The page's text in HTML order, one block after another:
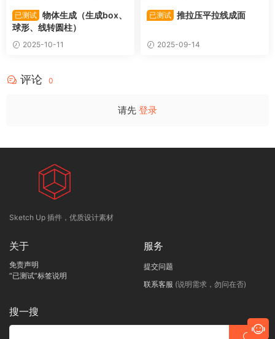
已测试 物体生成（生成box、
球形、线转圆柱）
2025-10-11
已测试 推拉压平拉线成面
2025-09-14
评论 0
请先 登录
Sketch Up 插件，优质设计素材
关于
免责声明
“已测试”标签说明
服务
提交问题
联系客服 (说明需求，勿问在否)
搜一搜